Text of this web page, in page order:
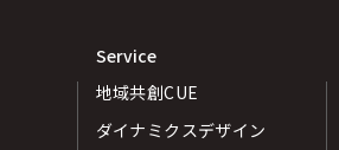
Service
地域共創CUE
ダイナミクスデザイン